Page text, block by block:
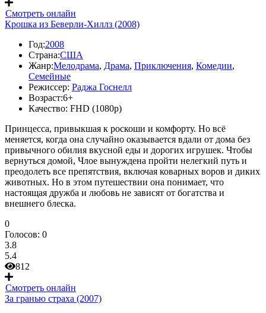
Смотреть онлайн
Крошка из Беверли-Хиллз (2008)
Год:2008
Страна:США
Жанр:Мелодрама, Драма, Приключения, Комедии,
Семейные
Режиссер: Раджа Госнелл
Возраст:6+
Качество: FHD (1080p)
Принцесса, привыкшая к роскоши и комфорту. Но всё
меняется, когда она случайно оказывается вдали от дома без
привычного обилия вкусной еды и дорогих игрушек. Чтобы
вернуться домой, Члое вынуждена пройти нелегкий путь и
преодолеть все препятствия, включая коварных воров и диких
животных. Но в этом путешествии она понимает, что
настоящая дружба и любовь не зависят от богатства и
внешнего блеска.
0
Голосов: 0
3.8
5.4
812
Смотреть онлайн
За гранью страха (2007)